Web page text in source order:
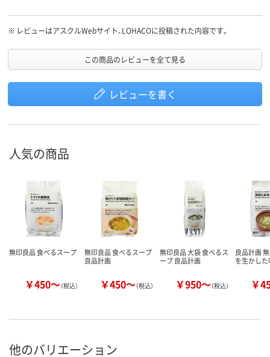
※ レビューはアスクルWebサイト、LOHACOに投稿された内容です。
この商品のレビューを全て見る
レビューを書く
人気の商品
無印良品 食べるスープ
￥450～（税込）
無印良品 食べるスープ
良品計画
￥450～（税込）
無印良品 大袋 食べるス
ープ 良品計画
￥950～（税込）
良品計画
を生かし
￥
他のバリエーション